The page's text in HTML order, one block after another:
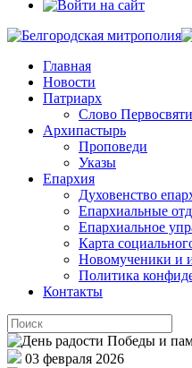
Главная
Новости
Патриарх
Слово
Архипастырь
Проповеди
Указы
Епархия
Духовенство
Епархиальные
Епархиальное
Карта
Новомученики и
Политика
Контакты
03 февраля 2026